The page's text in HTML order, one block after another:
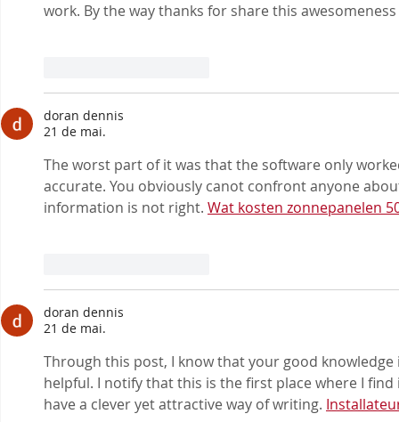
work. By the way thanks for share this
doran dennis
21 de mai.
The worst part of it was that the software only
accurate. You obviously canot confront anyone
information is not right. Wat kosten zonnepanelen
doran dennis
21 de mai.
Through this post, I know that your good
helpful. I notify that this is the first place where I
have a clever yet attractive way of writing.